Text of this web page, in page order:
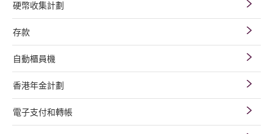
硬幣收集計劃
存款
自動櫃員機
香港年金計劃
電子支付和轉帳